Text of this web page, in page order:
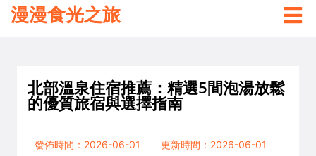
漫漫食光之旅
北部溫泉住宿推薦：精選5間泡湯放鬆
的優質旅宿與選擇指南
發佈時間：2026-06-01
更新時間：2026-06-01